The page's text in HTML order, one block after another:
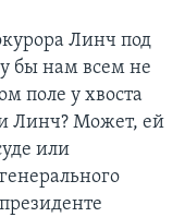
Линч под
бы нам всем не
поле у хвоста
Линч? Может, ей
или